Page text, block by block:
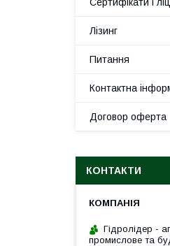
Лізинг
Питання
Контактна
Договор оферта
КОНТАКТИ
Гідролідер -
промислове та